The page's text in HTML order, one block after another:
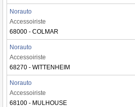
Norauto
Accessoiriste
68000 - COLMAR
Norauto
Accessoiriste
68270 - WITTENHEIM
Norauto
Accessoiriste
68100 - MULHOUSE